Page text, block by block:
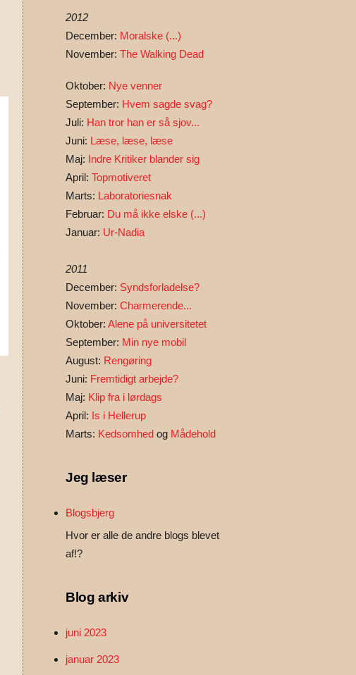
2012
December: Moralske (...)
November: The Walking Dead
Oktober: Nye venner
September: Hvem sagde svag?
Juli: Han tror han er så sjov...
Juni: Læse, læse, læse
Maj: Indre Kritiker blander sig
April: Topmotiveret
Marts: Laboratoriesnak
Februar: Du må ikke elske (...)
Januar: Ur-Nadia
2011
December: Syndsforladelse?
November: Charmerende...
Oktober: Alene på universitetet
September: Min nye mobil
August: Rengøring
Juni: Fremtidigt arbejde?
Maj: Klip fra i lørdags
April: Is i Hellerup
Marts: Kedsomhed og Mådehold
Jeg læser
Blogsbjerg
Hvor er alle de andre blogs blevet
af!?
Blog arkiv
juni 2023
januar 2023